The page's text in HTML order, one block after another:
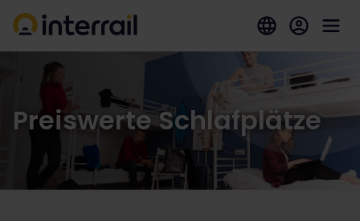
Preiswerte Schlafplätze